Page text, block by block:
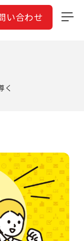
い合わせ
く